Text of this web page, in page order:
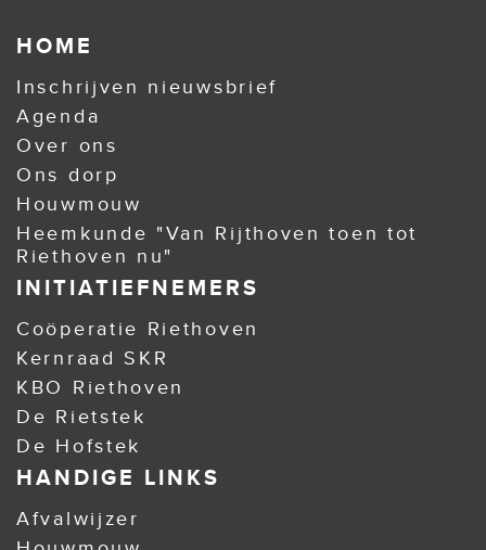
HOME
Inschrijven nieuwsbrief
Agenda
Over ons
Ons dorp
Houwmouw
Heemkunde "Van Rijthoven toen tot
Riethoven nu"
INITIATIEFNEMERS
Coöperatie Riethoven
Kernraad SKR
KBO Riethoven
De Rietstek
De Hofstek
HANDIGE LINKS
Afvalwijzer